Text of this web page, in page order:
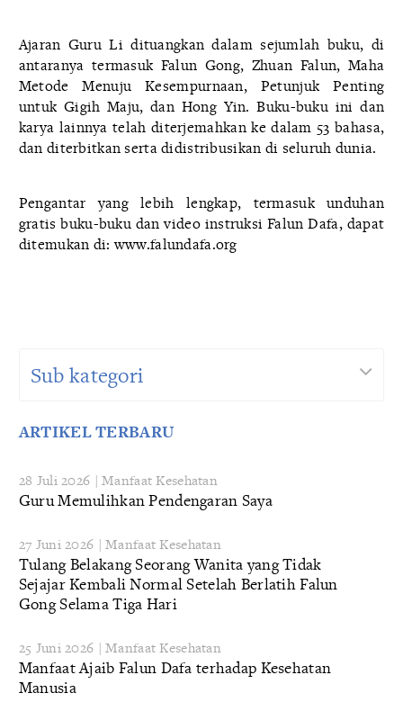
Ajaran Guru Li dituangkan dalam sejumlah buku, di
antaranya termasuk Falun Gong, Zhuan Falun, Maha
Metode Menuju Kesempurnaan, Petunjuk Penting
untuk Gigih Maju, dan Hong Yin. Buku-buku ini dan
karya lainnya telah diterjemahkan ke dalam 53 bahasa,
dan diterbitkan serta didistribusikan di seluruh dunia.
Pengantar yang lebih lengkap, termasuk unduhan
gratis buku-buku dan video instruksi Falun Dafa, dapat
ditemukan di:www.falundafa.org
Sub kategori
ARTIKEL TERBARU
28 Juli 2026 | Manfaat Kesehatan
Guru Memulihkan Pendengaran Saya
27 Juni 2026 | Manfaat Kesehatan
Tulang Belakang Seorang Wanita yang Tidak
Sejajar Kembali Normal Setelah Berlatih Falun
Gong Selama Tiga Hari
25 Juni 2026 | Manfaat Kesehatan
Manfaat Ajaib Falun Dafa terhadap Kesehatan
Manusia